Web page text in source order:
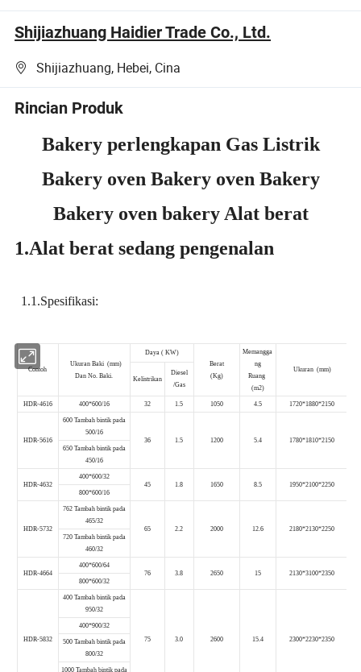
Shijiazhuang Haidier Trade Co., Ltd.
Shijiazhuang, Hebei, Cina
Rincian Produk
Bakery perlengkapan Gas Listrik
Bakery oven Bakery oven Bakery
Bakery oven bakery Alat berat
1.Alat berat sedang pengenalan
1.1.Spesifikasi: